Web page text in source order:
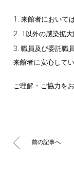
1. 来館者において
2. 1 以外の感染拡
3. 職員及び委託職
来館者に安心して
ご理解・ご協力を
前の記事へ